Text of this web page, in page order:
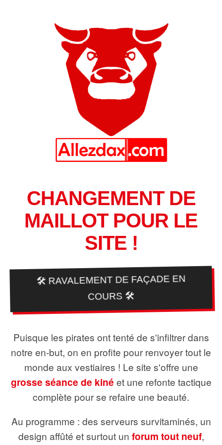
CHANGEMENT DE
MAILLOT POUR LE
SITE !
🛠️ RAVALEMENT DE FAÇADE EN
COURS 🛠️
Puisque les pirates ont tenté de s'infiltrer dans
notre en-but, on en profite pour renvoyer tout le
monde aux vestiaires ! Le site s'offre une
grosse séance de kiné et une refonte tactique
complète pour se refaire une beauté.
Au programme : des serveurs survitaminés, un
design affûté et surtout un forum tout neuf,